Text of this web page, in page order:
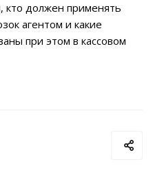
кто должен применять
агентом и какие
при этом в кассовом